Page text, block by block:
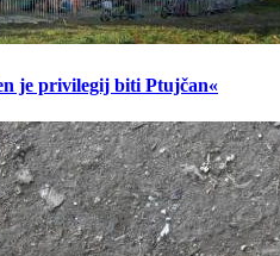
je privilegij biti Ptujčan«